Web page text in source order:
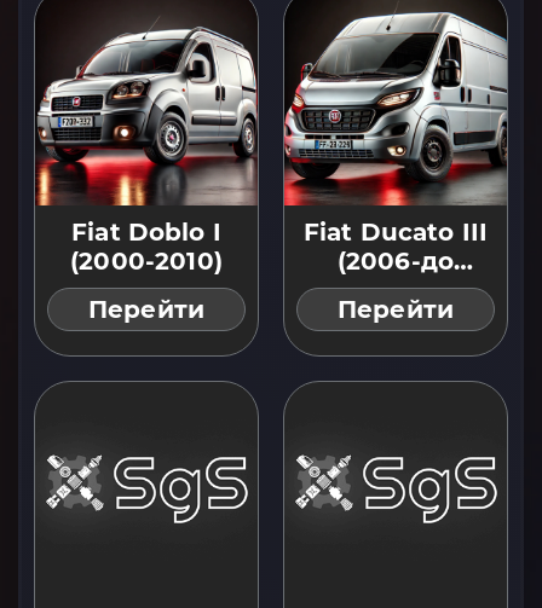
Fiat Doblo I
(2000-2010)
Перейти
Fiat Ducato III
(2006-до
тепер)
Перейти